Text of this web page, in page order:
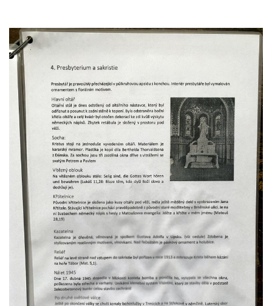
Březně
Kaple svatého Antonína Paduánského na
návsi ve Vysokém Březně
Bývalá kaple svatých Jana a Pavla v
Nemilkově
Kaple svatého Jana Nepomuckého v Lišnici
Hřbitovní kaple v Chotyni
Kaple Čtrnácti svatých pomocníků v
Grabštejně
Hřbitovní kaple v Hrádku nad Nisou
Müllerova hrobka v Hrádku nad Nisou
Márnice na hřbitově ve Sněžné
Kostel Panny Marie Sněžné ve Sněžné
Kaple Nejsvětější Trojice ve Sněžné
Hřbitovní kaple v Horním Podluží